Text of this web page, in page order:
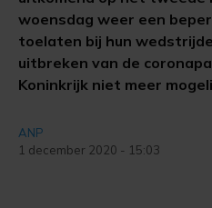
woensdag weer een
toelaten bij hun
uitbreken van de
Koninkrijk niet meer
ANP
1 december 2020 - 15:03